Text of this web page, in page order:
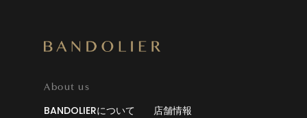
About us
BANDOLIERについて
店舗情報